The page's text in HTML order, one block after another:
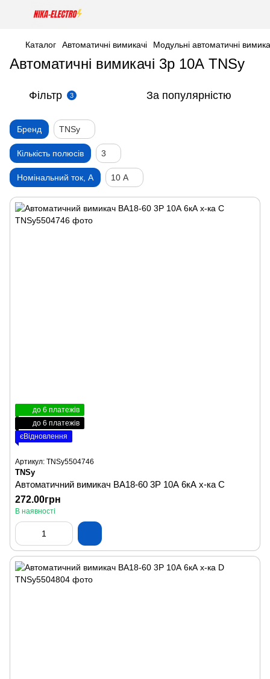
Каталог Автоматичні вимикачі Модульні автоматичні
Автоматичні вимикачі 3р 10А TNSy
Фільтр 3 За популярністю
Бренд TNSy
Кількість полюсів 3
Номінальний ток, А 10 А
до 6 платежів
до 6 платежів
єВідновлення
Артикул: TNSy5504746
TNSy
Автоматичний вимикач ВА18-60 3Р 10А 6кА х-ка C
272.00грн
В наявності